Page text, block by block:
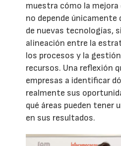
muestra cómo la mejora
no depende únicamente
de nuevas tecnologías,
alineación entre la
los procesos y la
recursos. Una reflexión
empresas a identificar
realmente sus
qué áreas pueden tener
en sus resultados.